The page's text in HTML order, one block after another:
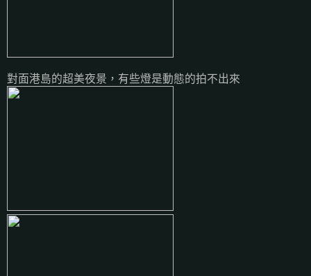
對面港島的超美夜景，有些燈是動態的拍不出來